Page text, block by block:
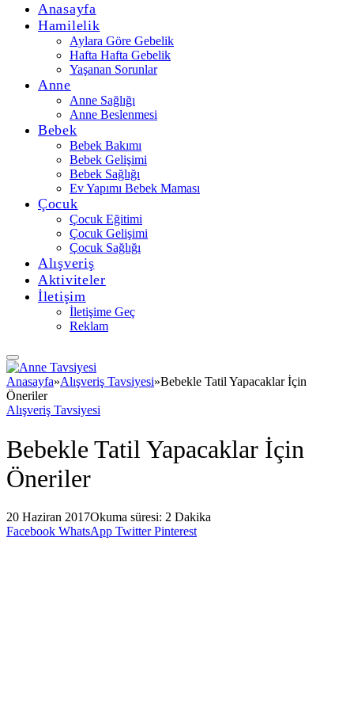
Anasayfa
Hamilelik
Aylara Göre Gebelik
Hafta Hafta Gebelik
Yaşanan Sorunlar
Anne
Anne Sağlığı
Anne Beslenmesi
Bebek
Bebek Bakımı
Bebek Gelişimi
Bebek Sağlığı
Ev Yapımı Bebek Maması
Çocuk
Çocuk Eğitimi
Çocuk Gelişimi
Çocuk Sağlığı
Alışveriş
Aktiviteler
İletişim
İletişime Geç
Reklam
Anasayfa»Alışveriş Tavsiyesi»Bebekle Tatil Yapacaklar İçin
Öneriler
Alışveriş Tavsiyesi
Bebekle Tatil Yapacaklar İçin
Öneriler
20 Haziran 2017Okuma süresi: 2 Dakika
Facebook WhatsApp Twitter Pinterest